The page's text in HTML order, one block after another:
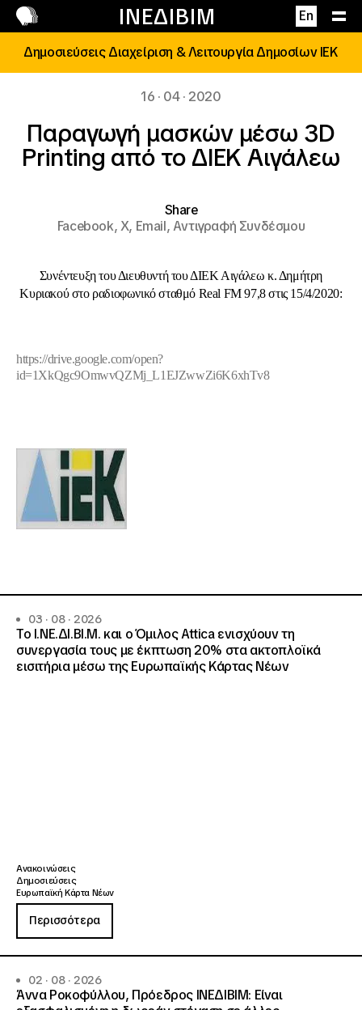
ΙΝΕΔΙΒΙΜ En
Επικοινωνία
Δημοσιεύσεις Διαχείριση & Λειτουργία Δημοσίων ΙΕΚ
16 · 04 · 2020
Παραγωγή μασκών μέσω 3D
Printing από το ΔΙΕΚ Αιγάλεω
Share
Facebook,X, Email,Αντιγραφή Συνδέσμου
Συνέντευξη του Διευθυντή του ΔΙΕΚ Αιγάλεω κ. Δημήτρη
Κυριακού στο ραδιοφωνικό σταθμό Real FM 97,8 στις 15/4/2020:
https://drive.google.com/open?
id=1XkQgc9OmwvQZMj_L1EJZwwZi6K6xhTv8
03 · 08 · 2026
Το Ι.ΝΕ.ΔΙ.ΒΙ.Μ. και o Όμιλος Attica ενισχύουν τη
συνεργασία τους με έκπτωση 20% στα ακτοπλοϊκά
εισιτήρια μέσω της Ευρωπαϊκής Κάρτας Νέων
Ανακοινώσεις
Δημοσιεύσεις
Ευρωπαϊκή Κάρτα Νέων
Περισσότερα
02 · 08 · 2026
Άννα Ροκοφύλλου, Πρόεδρος ΙΝΕΔΙΒΙΜ: Είναι